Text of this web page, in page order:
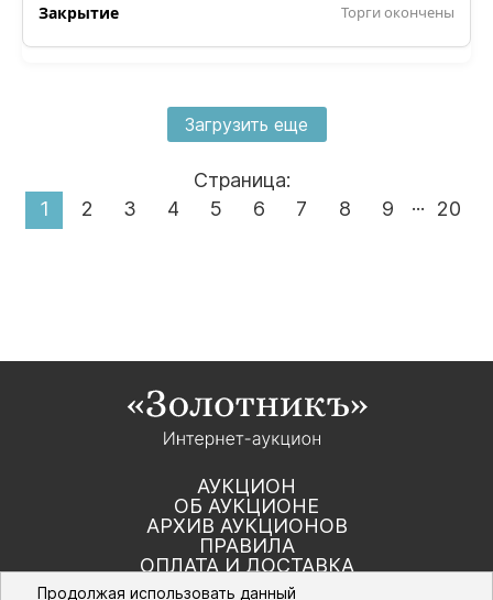
Торги окончены
Загрузить еще
Страница:
1
2 3 4 5 6 7 8 9 ... 20
АУКЦИОН
ОБ АУКЦИОНЕ
АРХИВ АУКЦИОНОВ
ПРАВИЛА
ОПЛАТА И ДОСТАВКА
КОНТАКТЫ
Продолжая использовать данный